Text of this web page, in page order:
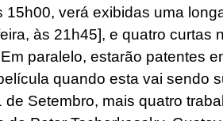
15h00, verá exibidas uma
às 21h45], e quatro curtas
paralelo, estarão patentes
quando esta vai sendo
de Setembro, mais quatro